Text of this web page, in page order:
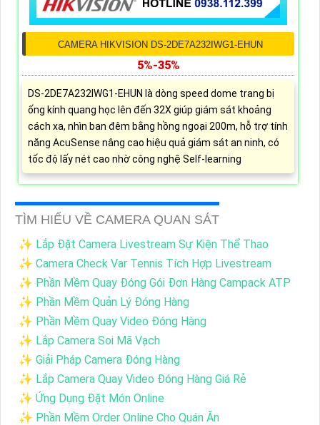
CAMERA HIKVISION DS-2DE7A232IWG1-EHUN
5%-35%
DS-2DE7A232IWG1-EHUN là dòng speed dome trang bị
ống kính quang học lên đến 32X giúp giám sát khoảng
cách xa, nhìn ban đêm bằng hồng ngoại 200m, hỗ trợ tính
năng AcuSense nâng cao hiệu quả giám sát an ninh, có
tốc độ lấy nét cao nhờ công nghệ Self-learning
TÌM HIỂU VỀ CAMERA QUAN SÁT
✨ Lắp Đặt Camera Livestream Sự Kiện Thể Thao
✨ Camera Check Var Tennis Tích Hợp Livestream
✨ Phần Mềm Quay Đóng Gói Đơn Hàng Campack ATP
✨ Phần Mềm Quản Lý Đóng Hàng
✨ Phần Mềm Quay Video Đóng Hàng
✨ Lắp Camera Soi Mã Vạch
✨ Giải Pháp Camera Đóng Hàng
✨ Lắp Camera Quay Video Đóng Hàng Giá Rẻ
✨ Ứng Dụng Đặt Món Online
✨ Phần Mềm Order Online Cho Quán Ăn